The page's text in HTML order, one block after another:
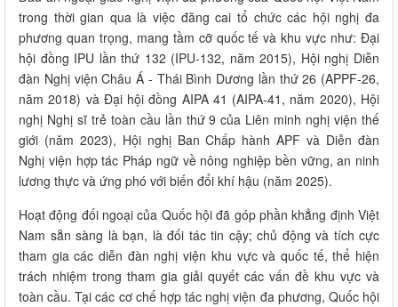
trong thời gian qua là việc đăng cai tổ chức các hội nghị đa
phương quan trọng, mang tầm cỡ quốc tế và khu vực như: Đại
hội đồng IPU lần thứ 132 (IPU-132, năm 2015), Hội nghị Diễn
đàn Nghị viện Châu Á - Thái Bình Dương lần thứ 26 (APPF-26,
năm 2018) và Đại hội đồng AIPA 41 (AIPA-41, năm 2020), Hội
nghị Nghị sĩ trẻ toàn cầu lần thứ 9 của Liên minh nghị viện thế
giới (năm 2023), Hội nghị Ban Chấp hành APF và Diễn đàn
Nghị viện hợp tác Pháp ngữ về nông nghiệp bền vững, an ninh
lương thực và ứng phó với biến đổi khí hậu (năm 2025).
Hoạt động đối ngoại của Quốc hội đã góp phần khẳng định Việt
Nam sẵn sàng là bạn, là đối tác tin cậy; chủ động và tích cực
tham gia các diễn đàn nghị viện khu vực và quốc tế, thể hiện
trách nhiệm trong tham gia giải quyết các vấn đề khu vực và
toàn cầu. Tại các cơ chế hợp tác nghị viện đa phương, Quốc hội